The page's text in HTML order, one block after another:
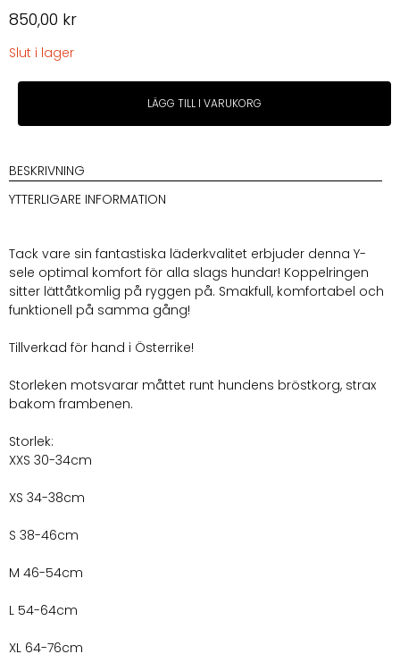
850,00 kr
Slut i lager
M&S
Leather
Harness
-
Classic
LÄGG TILL I VARUKORG
BESKRIVNING
YTTERLIGARE INFORMATION
Tack vare sin fantastiska läderkvalitet erbjuder denna Y-
sele optimal komfort för alla slags hundar! Koppelringen
sitter lättåtkomlig på ryggen på. Smakfull, komfortabel och
funktionell på samma gång!
Tillverkad för hand i Österrike!
Storleken motsvarar måttet runt hundens bröstkorg, strax
bakom frambenen.
Storlek:
XXS 30-34cm
XS 34-38cm
S 38-46cm
M 46-54cm
L 54-64cm
XL 64-76cm